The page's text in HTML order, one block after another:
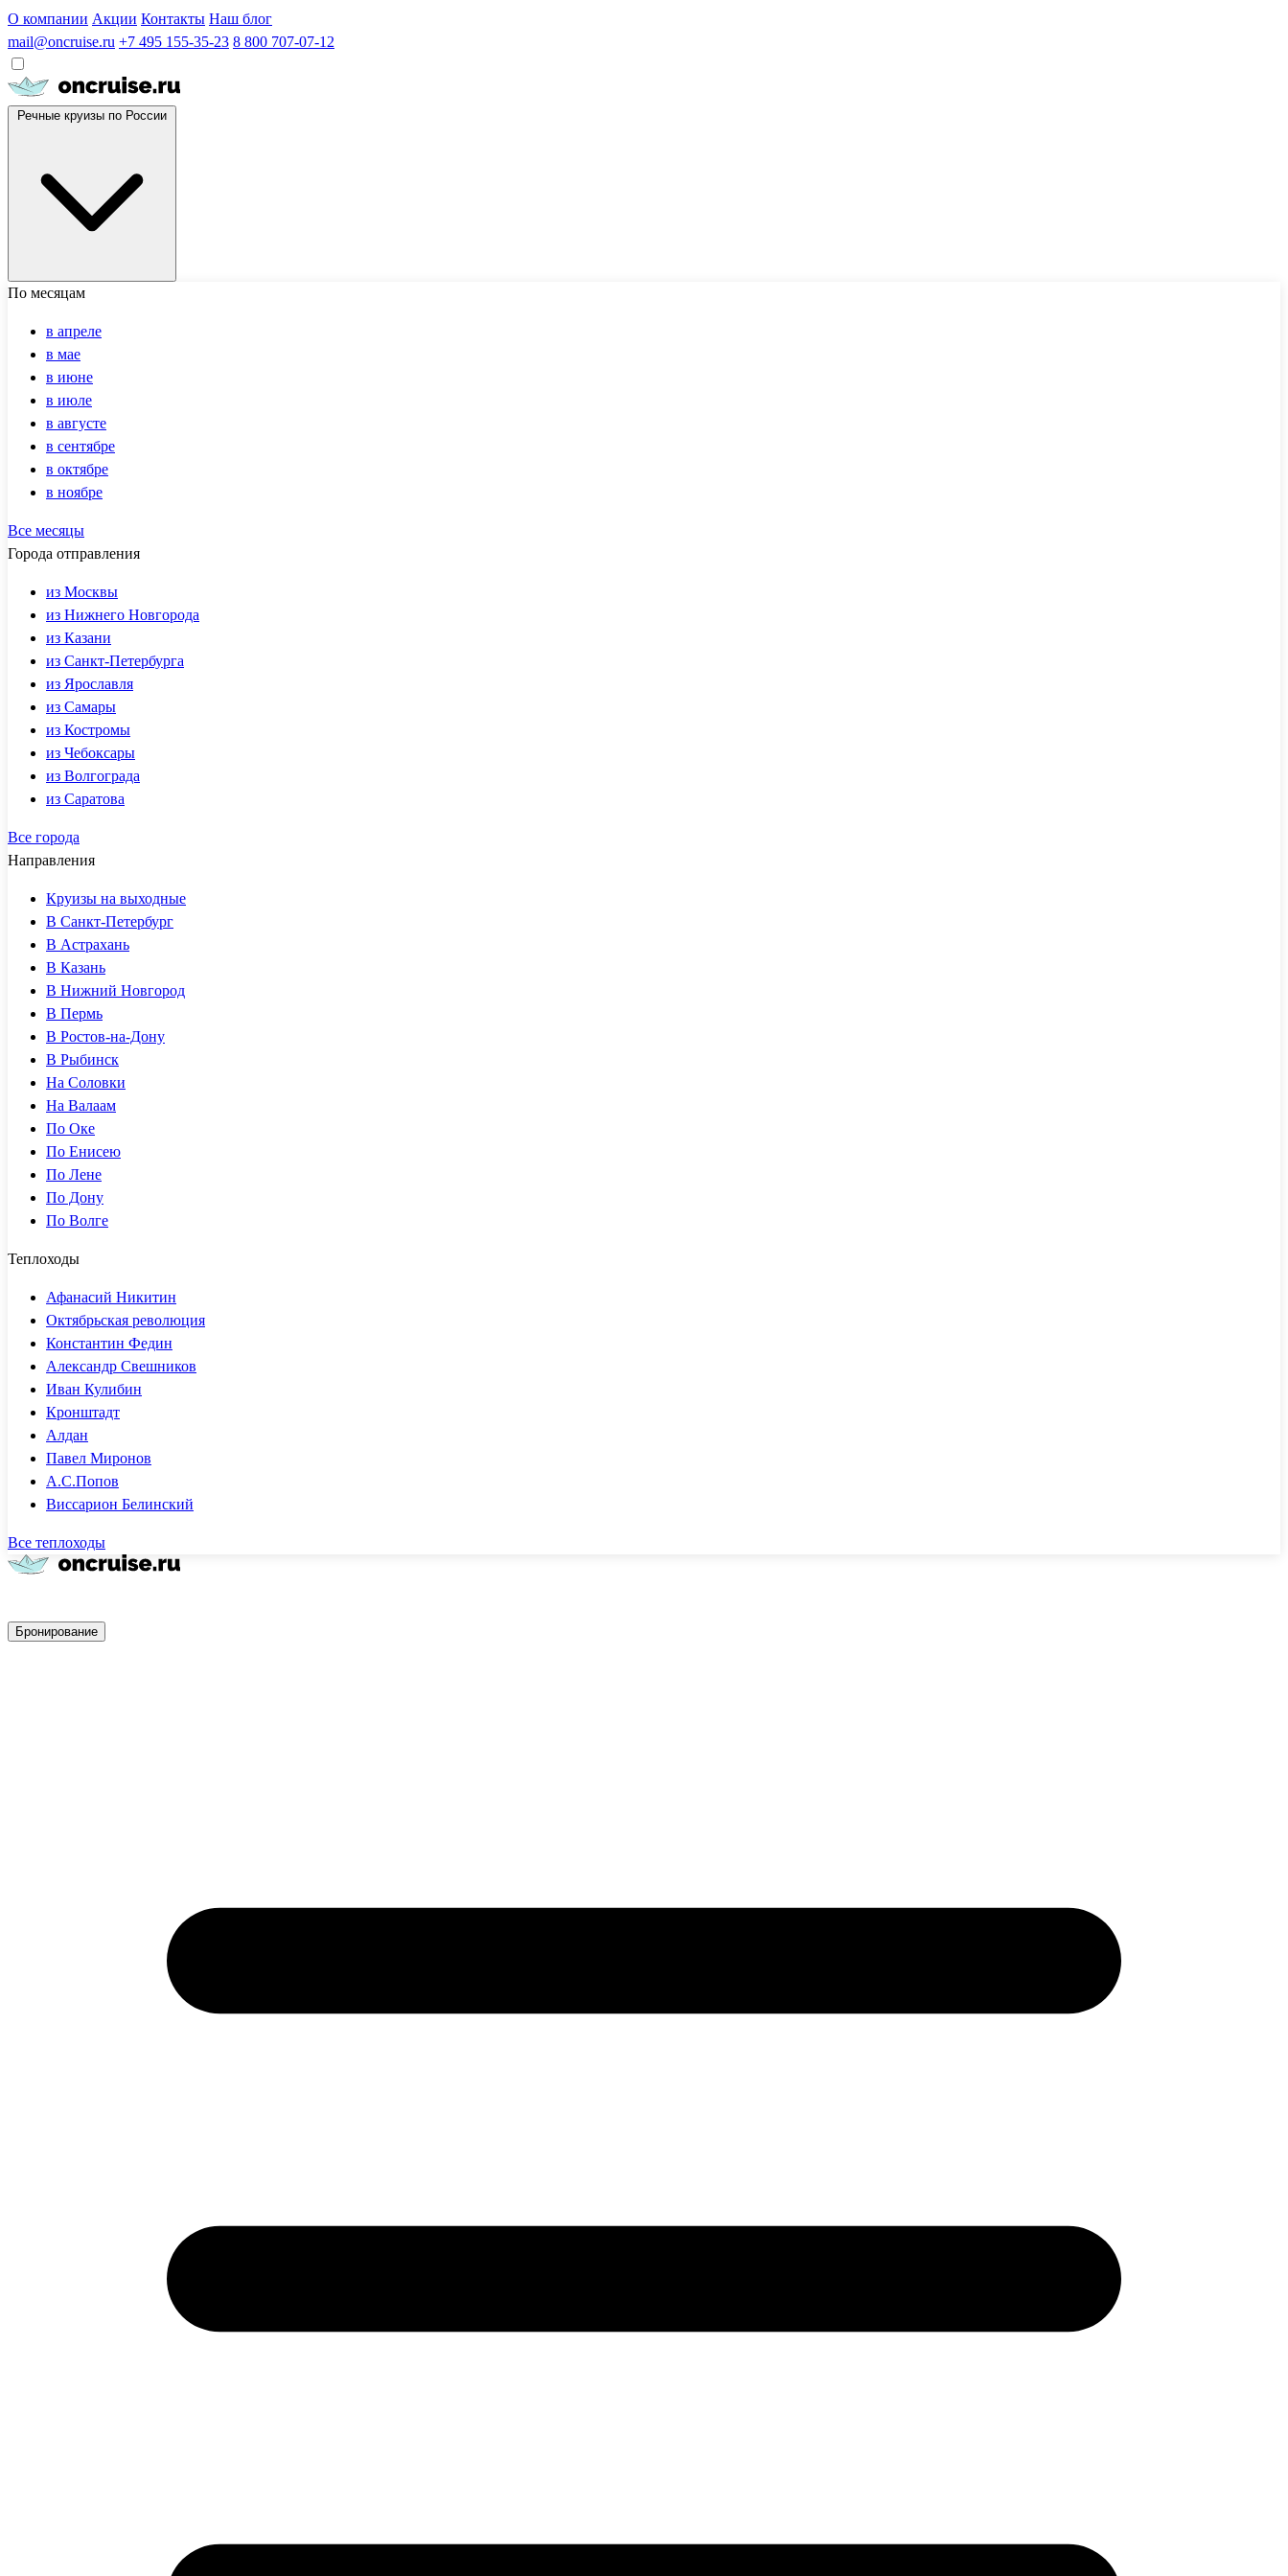
О компании Акции Контакты Наш блог
mail@oncruise.ru +7 495 155-35-23 8 800 707-07-12
По месяцам
в апреле
в мае
в июне
в июле
в августе
в сентябре
в октябре
в ноябре
Все месяцы
Города отправления
из Москвы
из Нижнего Новгорода
из Казани
из Санкт-Петербурга
из Ярославля
из Самары
из Костромы
из Чебоксары
из Волгограда
из Саратова
Все города
Направления
Круизы на выходные
В Санкт-Петербург
В Астрахань
В Казань
В Нижний Новгород
В Пермь
В Ростов-на-Дону
В Рыбинск
На Соловки
На Валаам
По Оке
По Енисею
По Лене
По Дону
По Волге
Теплоходы
Афанасий Никитин
Октябрьская революция
Константин Федин
Александр Свешников
Иван Кулибин
Кронштадт
Алдан
Павел Миронов
А.С.Попов
Виссарион Белинский
Все теплоходы
Бронирование